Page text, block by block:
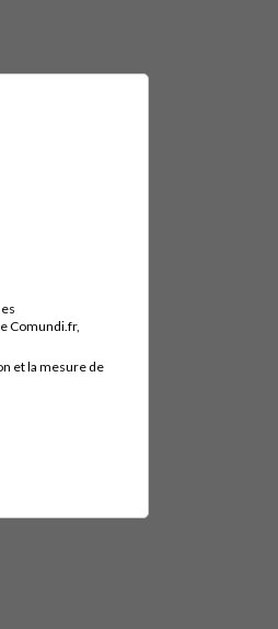
Comundi.fr,
et la mesure de